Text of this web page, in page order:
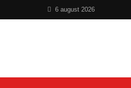
6 august 2026